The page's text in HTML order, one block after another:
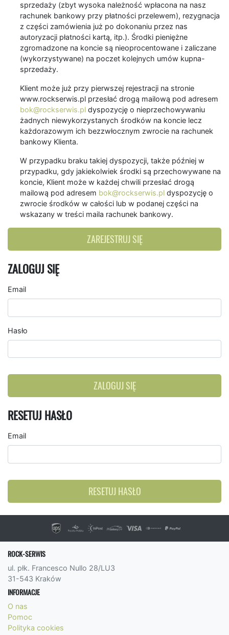
sprzedaży (zbyt wysoka należność wpłacona na nasz
rachunek bankowy przy płatności przelewem), rezygnacja
z części zamówienia już po dokonaniu przez nas
autoryzacji płatności kartą, itp.). Środki pieniężne
zgromadzone na koncie są nieoprocentowane i zaliczane
(wykorzystywane) na poczet kolejnych umów kupna-
sprzedaży.
Klient może już przy pierwszej rejestracji na stronie
www.rockserwis.pl przesłać drogą mailową pod adresem
bok@rockserwis.pl dyspozycję o nieprzechowywaniu
żadnych niewykorzystanych środków na koncie lecz
każdorazowym ich bezzwłocznym zwrocie na rachunek
bankowy Klienta.
W przypadku braku takiej dyspozycji, także później w
przypadku, gdy jakiekolwiek środki są przechowywane na
koncie, Klient może w każdej chwili przesłać drogą
mailową pod adresem bok@rockserwis.pl dyspozycję o
zwrocie środków w całości lub w podanej części na
wskazany w treści maila rachunek bankowy.
ZAREJESTRUJ SIĘ
ZALOGUJ SIĘ
Email
Hasło
ZALOGUJ SIĘ
RESETUJ HASŁO
Email
RESETUJ HASŁO
ROCK-SERWIS
ul. płk. Francesco Nullo 28/LU3
31-543 Kraków
INFORMACJE
O nas
Pomoc
Polityka cookies